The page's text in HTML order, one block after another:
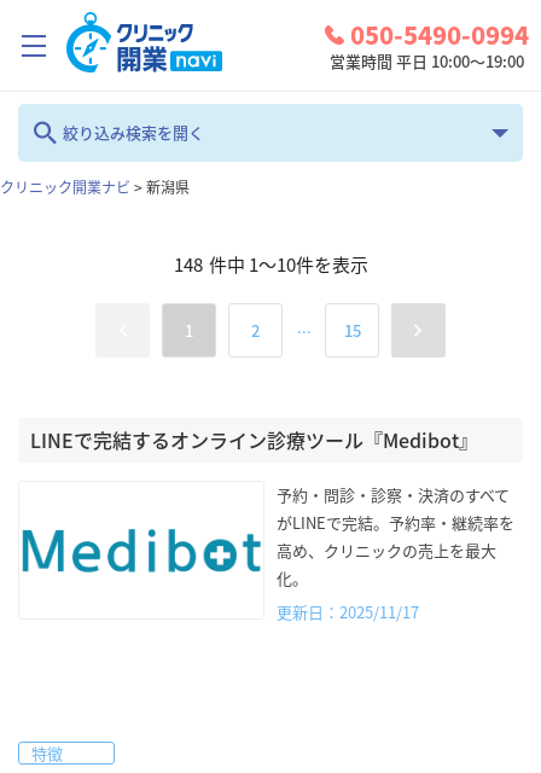
050-5490-0994
営業時間 平日 10:00～19:00
絞り込み検索を開く
フリーワード
地域
全て 検索
クリニック開業ナビ >新潟県
148 件中 1～10件を表示
1 2 ... 15
LINEで完結するオンライン診療ツール『Medibot』
予約・問診・診察・決済のすべて
がLINEで完結。予約率・継続率を
高め、クリニックの売上を最大
化。
更新日：2025/11/17
特徴
クリニック開業ナビとは？
診療圏調査